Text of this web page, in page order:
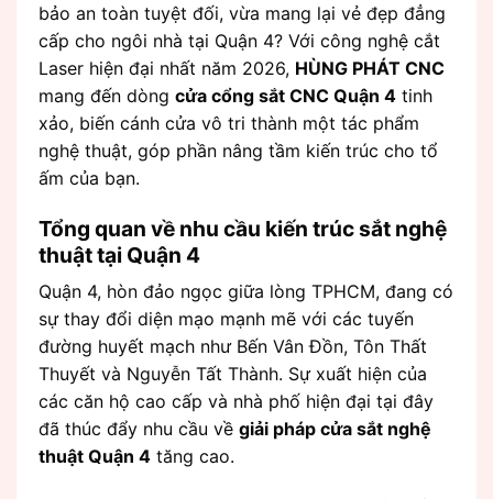
bảo an toàn tuyệt đối, vừa mang lại vẻ đẹp đẳng
cấp cho ngôi nhà tại Quận 4? Với công nghệ cắt
Laser hiện đại nhất năm 2026, HÙNG PHÁT CNC
mang đến dòng cửa cổng sắt CNC Quận 4 tinh
xảo, biến cánh cửa vô tri thành một tác phẩm
nghệ thuật, góp phần nâng tầm kiến trúc cho tổ
ấm của bạn.
Tổng quan về nhu cầu kiến trúc sắt nghệ
thuật tại Quận 4
Quận 4, hòn đảo ngọc giữa lòng TPHCM, đang có
sự thay đổi diện mạo mạnh mẽ với các tuyến
đường huyết mạch như Bến Vân Đồn, Tôn Thất
Thuyết và Nguyễn Tất Thành. Sự xuất hiện của
các căn hộ cao cấp và nhà phố hiện đại tại đây
đã thúc đẩy nhu cầu về giải pháp cửa sắt nghệ
thuật Quận 4 tăng cao.